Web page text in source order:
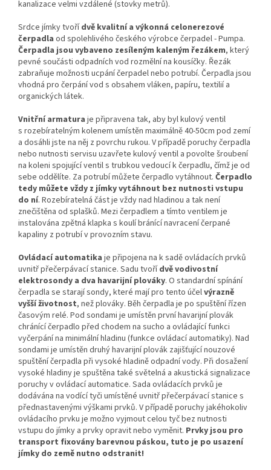
kanalizace velmi vzdálené (stovky metrů).
Srdce jímky tvořídvě kvalitní a výkonná celonerezové
čerpadla od spolehlivého českého výrobce čerpadel - Pumpa.
Čerpadla jsou vybaveno zesíleným kaleným řezákem, který
pevné součásti odpadních vod rozmělní na kousíčky. Řezák
zabraňuje možnosti ucpání čerpadel nebo potrubí. Čerpadla jsou
vhodná pro čerpání vod s obsahem vláken, papíru, textilií a
organických látek.
Vnitřní armatura je připravena tak, aby byl kulový ventil
s rozebíratelným kolenem umístěn maximálně 40-50cm pod zemí
a dosáhli jste na něj z povrchu rukou. V případě poruchy čerpadla
nebo nutnosti servisu uzavřete kulový ventil a povolte šroubení
na koleni spojující ventil s trubkou vedoucí k čerpadlu, čímž je od
sebe oddělíte. Za potrubí můžete čerpadlo vytáhnout. Čerpadlo
tedy můžete vždy z jímky vytáhnout bez nutnosti vstupu
do ní. Rozebíratelná část je vždy nad hladinou a tak není
znečištěna od splašků. Mezi čerpadlem a tímto ventilem je
instalována zpětná klapka s koulí bránící navracení čerpané
kapaliny z potrubí v provozním stavu.
Ovládací automatika je připojena na k sadě ovládacích prvků
uvnitř přečerpávací stanice. Sadu tvořídvě vodivostní
elektrosondy a dva havarijní plováky. O standardní spínání
čerpadla se starají sondy, které mají pro tento účelvýrazně
vyšší životnost, než plováky. Běh čerpadla je po spuštění řízen
časovým relé. Pod sondami je umístěn první havarijní plovák
chránící čerpadlo před chodem na sucho a ovládající funkci
vyčerpání na minimální hladinu (funkce ovládací automatiky). Nad
sondami je umístěn druhý havarijní plovák zajišťující nouzové
spuštění čerpadla při vysoké hladině odpadní vody. Při dosažení
vysoké hladiny je spuštěna také světelná a akustická signalizace
poruchy v ovládací automatice. Sada ovládacích prvků je
dodávána na vodící tyči umístěné uvnitř přečerpávací stanice s
přednastavenými výškami prvků. V případě poruchy jakéhokoliv
ovládacího prvku je možno vyjmout celou tyč bez nutnosti
vstupu do jímky a prvky opravit nebo vyměnit. Prvky jsou pro
transport fixovány barevnou páskou, tuto je po usazení
jímky do země nutno odstranit!